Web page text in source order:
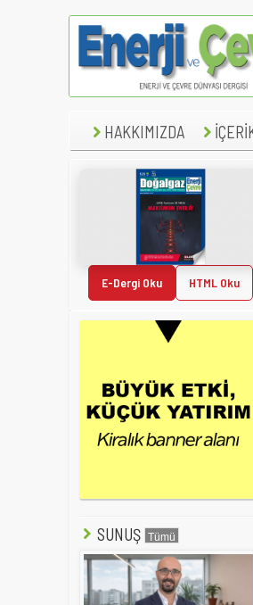
HAKKIMIZDA
E-Dergi Oku HTML Oku
SUNUŞ